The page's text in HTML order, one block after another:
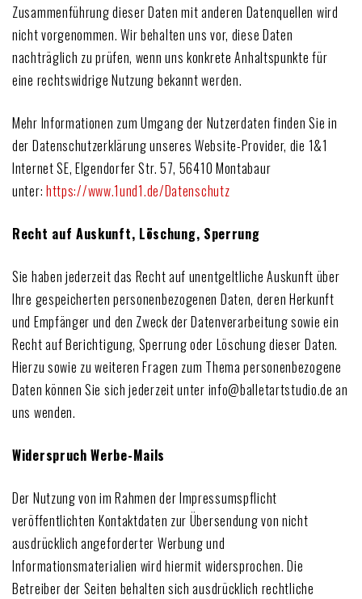
Zusammenführung dieser Daten mit anderen Datenquellen wird
nicht vorgenommen. Wir behalten uns vor, diese Daten
nachträglich zu prüfen, wenn uns konkrete Anhaltspunkte für
eine rechtswidrige Nutzung bekannt werden.
Mehr Informationen zum Umgang der Nutzerdaten finden Sie in
der Datenschutzerklärung unseres Website-Provider, die 1&1
Internet SE, Elgendorfer Str. 57, 56410 Montabaur
unter: https://www.1und1.de/Datenschutz
Recht auf Auskunft, Löschung, Sperrung
Sie haben jederzeit das Recht auf unentgeltliche Auskunft über
Ihre gespeicherten personenbezogenen Daten, deren Herkunft
und Empfänger und den Zweck der Datenverarbeitung sowie ein
Recht auf Berichtigung, Sperrung oder Löschung dieser Daten.
Hierzu sowie zu weiteren Fragen zum Thema personenbezogene
Daten können Sie sich jederzeit unter info@balletartstudio.de an
uns wenden.
Widerspruch Werbe-Mails
Der Nutzung von im Rahmen der Impressumspflicht
veröffentlichten Kontaktdaten zur Übersendung von nicht
ausdrücklich angeforderter Werbung und
Informationsmaterialien wird hiermit widersprochen. Die
Betreiber der Seiten behalten sich ausdrücklich rechtliche